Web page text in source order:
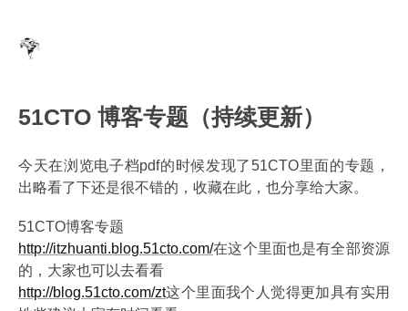
51CTO 博客专题（持续更新）
今天在浏览电子档pdf的时候发现了51CTO里面的专题，
出略看了下还是很不错的，收藏在此，也分享给大家。
51CTO博客专题
http://itzhuanti.blog.51cto.com/在这个里面也是有全部资源
的，大家也可以去看看
http://blog.51cto.com/zt这个里面我个人觉得更加具有实用